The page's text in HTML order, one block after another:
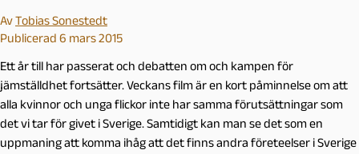
AvTobias Sonestedt
Publicerad 6 mars 2015
Ett år till har passerat och debatten om och kampen för
jämställdhet fortsätter. Veckans film är en kort påminnelse om att
alla kvinnor och unga flickor inte har samma förutsättningar som
det vi tar för givet i Sverige. Samtidigt kan man se det som en
uppmaning att komma ihåg att det finns andra företeelser i Sverige